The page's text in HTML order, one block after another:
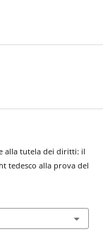
alla tutela dei diritti: il
tedesco alla prova del